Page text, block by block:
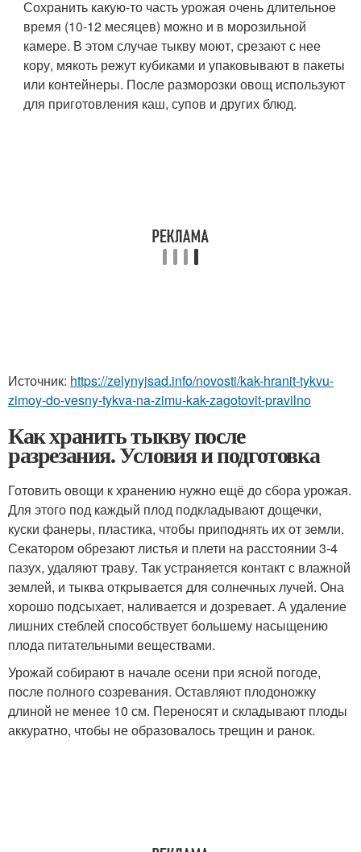
Сохранить какую-то часть урожая очень длительное
время (10-12 месяцев) можно и в морозильной
камере. В этом случае тыкву моют, срезают с нее
кору, мякоть режут кубиками и упаковывают в пакеты
или контейнеры. После разморозки овощ используют
для приготовления каш, супов и других блюд.
Источник: https://zelynyjsad.info/novosti/kak-hranit-tykvu-
zimoy-do-vesny-tykva-na-zimu-kak-zagotovit-pravilno
Как хранить тыкву после
разрезания. Условия и подготовка
Готовить овощи к хранению нужно ещё до сбора урожая.
Для этого под каждый плод подкладывают дощечки,
куски фанеры, пластика, чтобы приподнять их от земли.
Секатором обрезают листья и плети на расстоянии 3-4
пазух, удаляют траву. Так устраняется контакт с влажной
землей, и тыква открывается для солнечных лучей. Она
хорошо подсыхает, наливается и дозревает. А удаление
лишних стеблей способствует большему насыщению
плода питательными веществами.
Урожай собирают в начале осени при ясной погоде,
после полного созревания. Оставляют плодоножку
длиной не менее 10 см. Переносят и складывают плоды
аккуратно, чтобы не образовалось трещин и ранок.